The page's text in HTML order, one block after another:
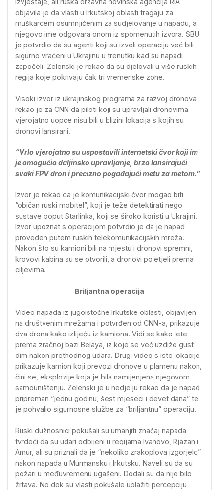
izvještaje, ali ruska državna novinska agencija RIA
objavila je da vlasti u Irkutskoj oblasti tragaju za
muškarcem osumnjičenim za sudjelovanje u napadu, a
njegovo ime odgovara onom iz spomenutih izvora. SBU
je potvrdio da su agenti koji su izveli operaciju već bili
sigurno vraćeni u Ukrajinu u trenutku kad su napadi
započeli. Zelenski je rekao da su djelovali u više ruskih
regija koje pokrivaju čak tri vremenske zone.
Visoki izvor iz ukrajinskog programa za razvoj dronova
rekao je za CNN da piloti koji su upravljali dronovima
vjerojatno uopće nisu bili u blizini lokacija s kojih su
dronovi lansirani.
“Vrlo vjerojatno su uspostavili internetski čvor koji im
je omogućio daljinsko upravljanje, brzo lansirajući
svaki FPV dron i precizno pogađajući metu za metom.”
Izvor je rekao da je komunikacijski čvor mogao biti
“običan ruski mobitel”, koji je teže detektirati nego
sustave poput Starlinka, koji se široko koristi u Ukrajini.
Izvor upoznat s operacijom potvrdio je da je napad
proveden putem ruskih telekomunikacijskih mreža.
Nakon što su kamioni bili na mjestu i dronovi spremni,
krovovi kabina su se otvorili, a dronovi poletjeli prema
ciljevima.
Briljantna operacija
Video napada iz jugoistočne Irkutske oblasti, objavljen
na društvenim mrežama i potvrđen od CNN-a, prikazuje
dva drona kako izlijeću iz kamiona. Vidi se kako lete
prema zračnoj bazi Belaya, iz koje se već uzdiže gust
dim nakon prethodnog udara. Drugi video s iste lokacije
prikazuje kamion koji prevozi dronove u plamenu nakon,
čini se, eksplozije koja je bila namijenjena njegovom
samouništenju. Zelenski je u nedjelju rekao da je napad
pripreman “jednu godinu, šest mjeseci i devet dana” te
je pohvalio sigurnosne službe za “briljantnu” operaciju.
Ruski dužnosnici pokušali su umanjiti značaj napada
tvrdeći da su udari odbijeni u regijama Ivanovo, Rjazan i
Amur, ali su priznali da je “nekoliko zrakoplova izgorjelo”
nakon napada u Murmansku i Irkutsku. Naveli su da su
požari u međuvremenu ugašeni. Dodali su da nije bilo
žrtava. No dok su vlasti pokušale ublažiti percepciju